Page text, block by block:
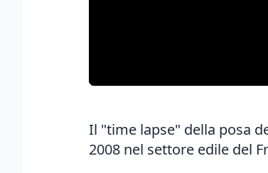
Il "time lapse" della posa
2008 nel settore edile del